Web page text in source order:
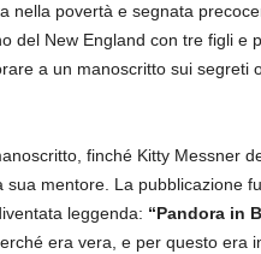
nella povertà e segnata
del New England con tre figli
a un manoscritto sui
finché Kitty Messner
mentore. La pubblicazione
leggenda: “Pandora in
era vera, e per questo era